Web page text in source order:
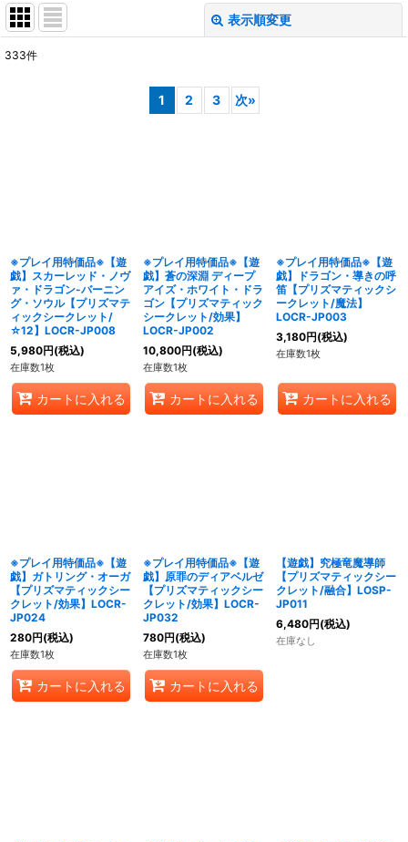
表示順変更
333件
1 2 3 次»
※プレイ用特価品※【遊
戯】スカーレッド・ノヴ
ァ・ドラゴン-バーニン
グ・ソウル【プリズマテ
ィックシークレット/
☆12】LOCR-JP008
5,980円(税込)
在庫数1枚
カートに入れる
※プレイ用特価品※【遊
戯】蒼の深淵 ディープ
アイズ・ホワイト・ドラ
ゴン【プリズマティック
シークレット/効果】
LOCR-JP002
10,800円(税込)
在庫数1枚
カートに入れる
※プレイ用特価品※【遊
戯】ドラゴン・導きの呼
笛【プリズマティックシ
ークレット/魔法】
LOCR-JP003
3,180円(税込)
在庫数1枚
カートに入れる
※プレイ用特価品※【遊
戯】ガトリング・オーガ
【プリズマティックシー
クレット/効果】LOCR-
JP024
280円(税込)
在庫数1枚
カートに入れる
※プレイ用特価品※【遊
戯】原罪のディアベルゼ
【プリズマティックシー
クレット/効果】LOCR-
JP032
780円(税込)
在庫数1枚
カートに入れる
【遊戯】究極竜魔導師
【プリズマティックシー
クレット/融合】LOSP-
JP011
6,480円(税込)
在庫なし